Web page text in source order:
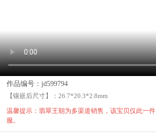
作品编号：jd599794
【镶嵌后尺寸】：26.7*20.3*2.8mm
温馨提示：翡翠王朝为多渠道销售，该宝贝仅此一
服。